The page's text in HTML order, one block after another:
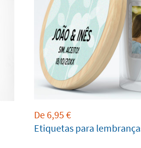
De 6,95 €
Etiquetas para